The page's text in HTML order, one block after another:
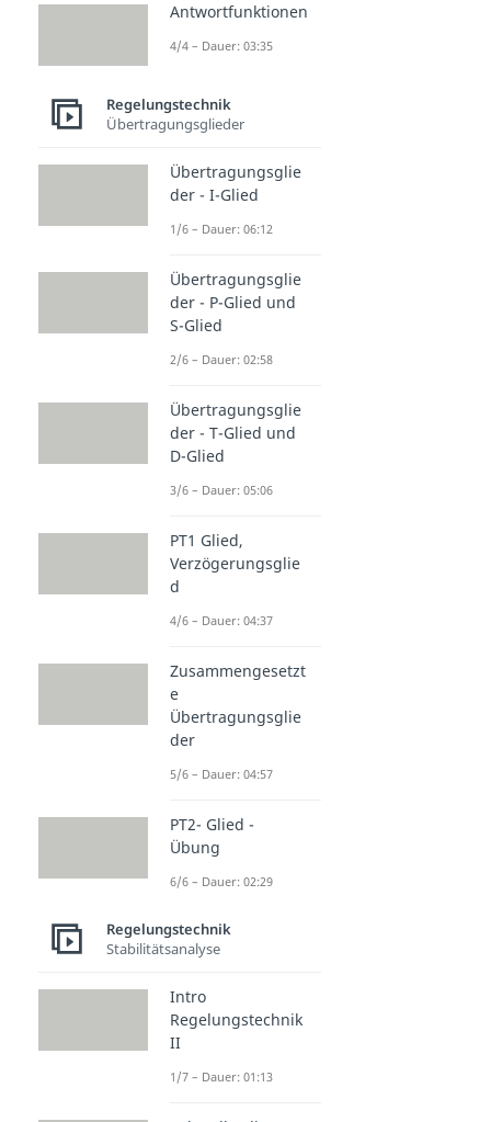
Antwortfunktionen
4/4 – Dauer: 03:35
Regelungstechnik
Übertragungsglieder
Übertragungsglie
der - I-Glied
1/6 – Dauer: 06:12
Übertragungsglie
der - P-Glied und
S-Glied
2/6 – Dauer: 02:58
Übertragungsglie
der - T-Glied und
D-Glied
3/6 – Dauer: 05:06
PT1 Glied,
Verzögerungsglie
d
4/6 – Dauer: 04:37
Zusammengesetzt
e
Übertragungsglie
der
5/6 – Dauer: 04:57
PT2- Glied -
Übung
6/6 – Dauer: 02:29
Regelungstechnik
Stabilitätsanalyse
Intro
Regelungstechnik
II
1/7 – Dauer: 01:13